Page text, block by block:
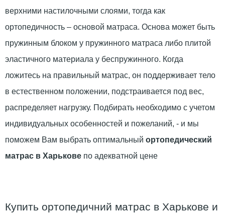
верхними настилочными слоями, тогда как
ортопедичность – основой матраса. Основа может быть
пружинным блоком у пружинного матраса либо плитой
эластичного материала у беспружинного. Когда
ложитесь на правильный матрас, он поддерживает тело
в естественном положении, подстраивается под вес,
распределяет нагрузку. Подбирать необходимо с учетом
индивидуальных особенностей и пожеланий, - и мы
поможем Вам выбрать оптимальный ортопедический
матрас в Харькове по адекватной цене
Купить ортопедичний матрас в Харькове и